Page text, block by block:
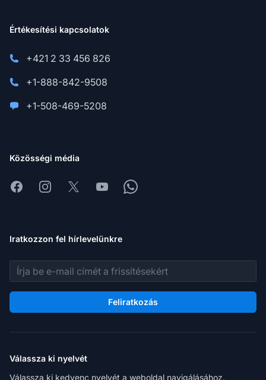
Értékesítési kapcsolatok
+421 2 33 456 826
+1-888-842-9508
+1-508-469-5208
Közösségi média
FacebookInstagram
X YoutubeWhatsapp
Iratkozzon fel hírlevelünkre
E-mail cím
Feliratkozás
Válassza ki nyelvét
Válassza ki kedvenc nyelvét a weboldal navigálásához.